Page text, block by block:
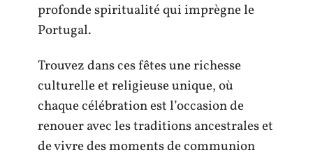
profonde spiritualité qui imprègne le
Portugal.
Trouvez dans ces fêtes une richesse
culturelle et religieuse unique, où
chaque célébration est l’occasion de
renouer avec les traditions ancestrales et
de vivre des moments de communion